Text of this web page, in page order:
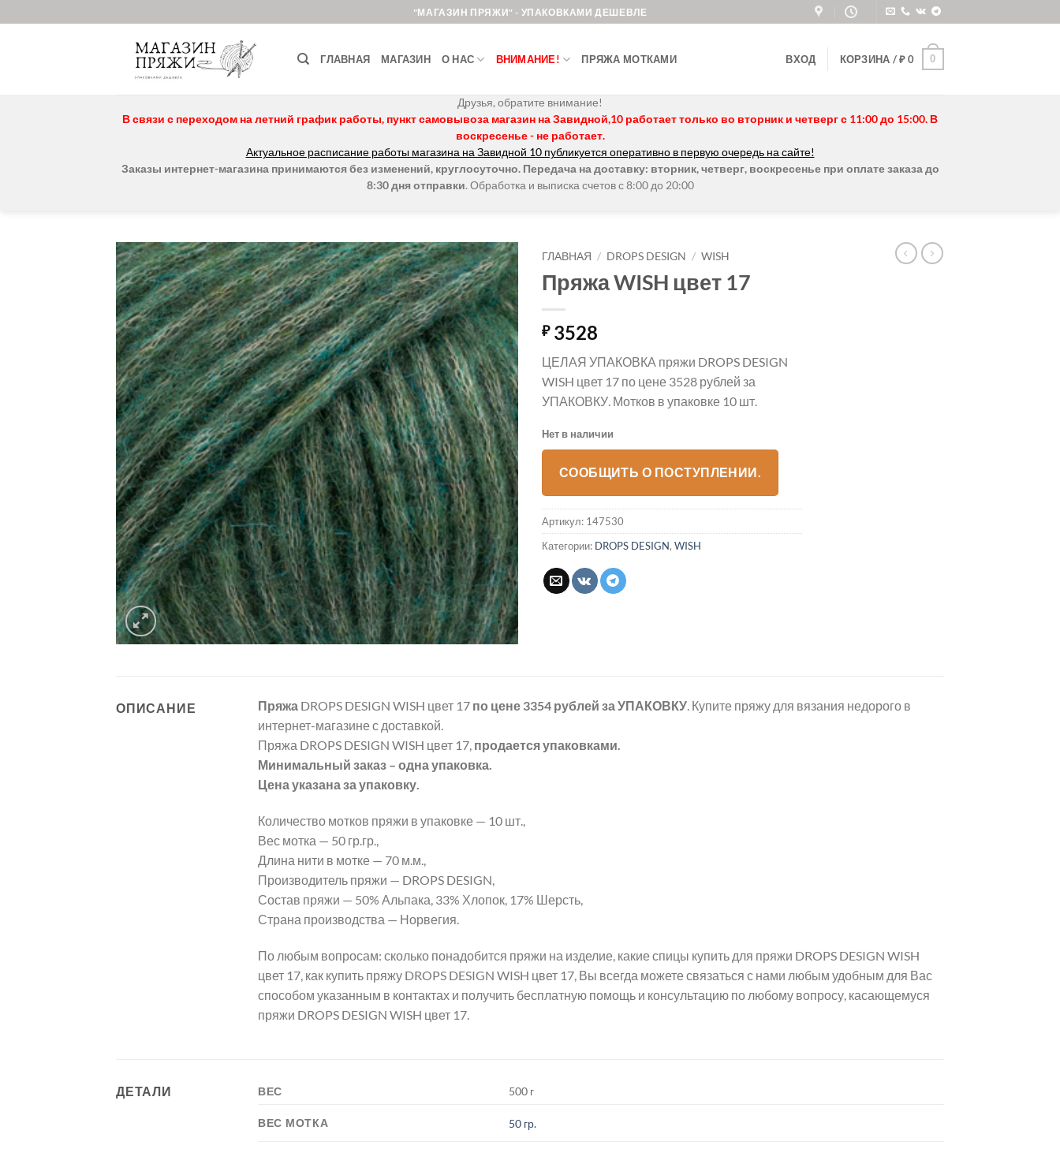
to
"МАГАЗИН ПРЯЖИ" - УПАКОВКАМИ ДЕШЕВЛЕ
ГЛАВНАЯ МАГАЗИН О НАС ВНИМАНИЕ! ПРЯЖА МОТКАМИ ВХОД КОРЗИНА /₽0 0
Друзья, обратите внимание!
В связи с переходом на летний график работы, пункт самовывоза магазин на Завидной,10 работает только во вторник и четверг с 11:00 до 15:00. В
воскресенье - не работает.
Актуальное расписание работы магазина на Завидной 10 публикуется оперативно в первую очередь на сайте!
Заказы интернет-магазина принимаются без изменений, круглосуточно. Передача на доставку: вторник, четверг, воскресенье при оплате заказа до
8:30 дня отправки. Обработка и выписка счетов с 8:00 до 20:00
Добавить в
избранное.
ГЛАВНАЯ / DROPS DESIGN / WISH
Пряжа WISH цвет 17
₽3528
ЦЕЛАЯ УПАКОВКА пряжи DROPS DESIGN
WISH цвет 17 по цене 3528 рублей за
УПАКОВКУ. Мотков в упаковке 10 шт.
Нет в наличии
СООБЩИТЬ О ПОСТУПЛЕНИИ.
Артикул: 147530
Категории: DROPS DESIGN, WISH
ОПИСАНИЕ Пряжа DROPS DESIGN WISH цвет 17 по цене 3354 рублей за УПАКОВКУ. Купите пряжу для вязания недорого в
интернет-магазине с доставкой.
Пряжа DROPS DESIGN WISH цвет 17, продается упаковками.
Минимальный заказ – одна упаковка.
Цена указана за упаковку.
Количество мотков пряжи в упаковке — 10 шт.,
Вес мотка — 50 гр.гр.,
Длина нити в мотке — 70 м.м.,
Производитель пряжи — DROPS DESIGN,
Состав пряжи — 50% Альпака, 33% Хлопок, 17% Шерсть,
Страна производства — Норвегия.
По любым вопросам: сколько понадобится пряжи на изделие, какие спицы купить для пряжи DROPS DESIGN WISH
цвет 17, как купить пряжу DROPS DESIGN WISH цвет 17, Вы всегда можете связаться с нами любым удобным для Вас
способом указанным в контактах и получить бесплатную помощь и консультацию по любому вопросу, касающемуся
пряжи DROPS DESIGN WISH цвет 17.
ДЕТАЛИ ВЕС 500 г
ВЕС МОТКА 50 гр.